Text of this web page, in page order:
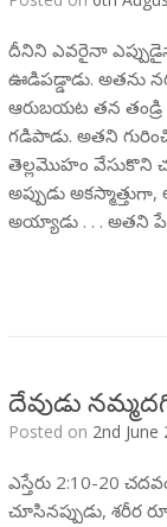
దీనిని ఎవరైనా
ఊడిపడ్డాడు. అతను
ఆరుబయట తన
గడిపాడు. అతని
తెల్లమొహం వేసుకొని
అప్పుడు
అయ్యాడు . . . అతని
దేవుడు
Posted on 2nd June
ఎస్తేరు 2:10-20
చూసినప్పుడు,